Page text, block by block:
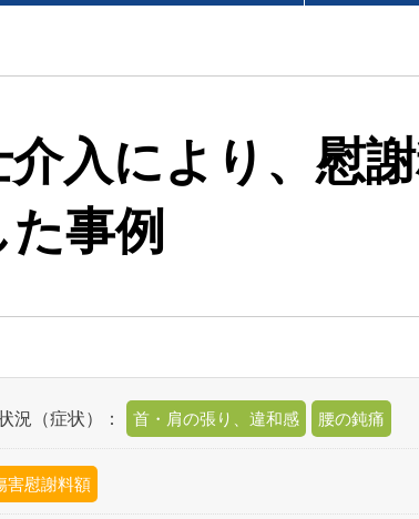
入により、慰
事例
況（症状）： 首・肩の張り、違和感 腰の鈍痛
害慰謝料額